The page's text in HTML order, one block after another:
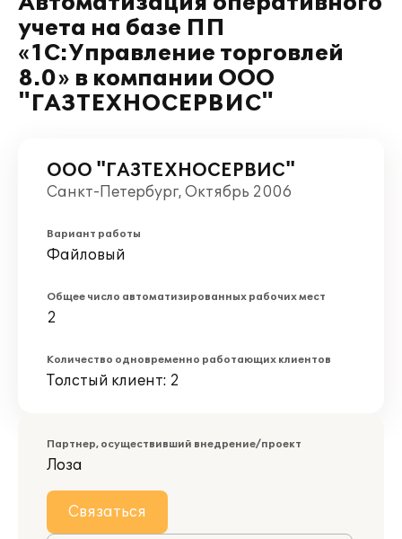
учета на базе ПП
«1С:Управление торговлей
8.0» в компании ООО
"ГАЗТЕХНОСЕРВИС"
ООО "ГАЗТЕХНОСЕРВИС"
Санкт-Петербург, Октябрь 2006
Вариант работы
Файловый
Общее число автоматизированных рабочих мест
2
Количество одновременно работающих клиентов
Толстый клиент: 2
Партнер, осуществивший внедрение/проект
Лоза
Связаться